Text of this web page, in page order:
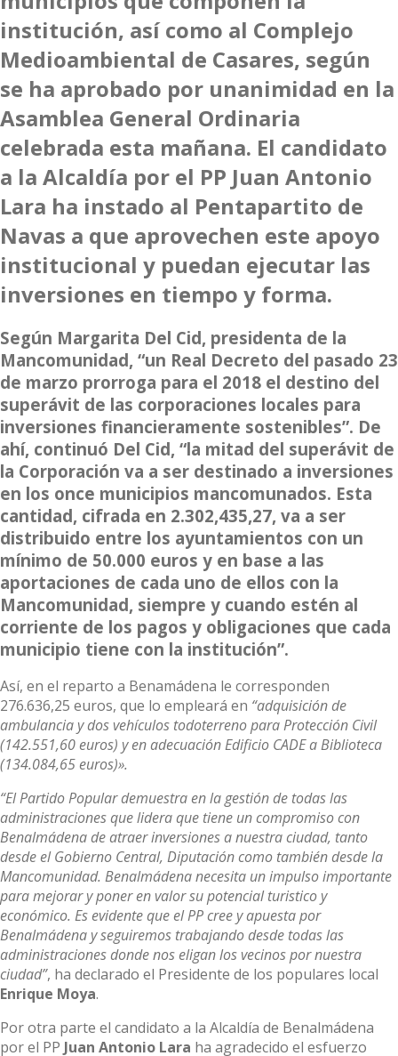
institución, así como al Complejo
Medioambiental de Casares, según
se ha aprobado por unanimidad en la
Asamblea General Ordinaria
celebrada esta mañana. El candidato
a la Alcaldía por el PP Juan Antonio
Lara ha instado al Pentapartito de
Navas a que aprovechen este apoyo
institucional y puedan ejecutar las
inversiones en tiempo y forma.
Según Margarita Del Cid, presidenta de la
Mancomunidad, “un Real Decreto del pasado 23
de marzo prorroga para el 2018 el destino del
superávit de las corporaciones locales para
inversiones financieramente sostenibles”. De
ahí, continuó Del Cid, “la mitad del superávit de
la Corporación va a ser destinado a inversiones
en los once municipios mancomunados. Esta
cantidad, cifrada en 2.302,435,27, va a ser
distribuido entre los ayuntamientos con un
mínimo de 50.000 euros y en base a las
aportaciones de cada uno de ellos con la
Mancomunidad, siempre y cuando estén al
corriente de los pagos y obligaciones que cada
municipio tiene con la institución”.
Así, en el reparto a Benamádena le corresponden
276.636,25 euros, que lo empleará en “adquisición de
ambulancia y dos vehículos todoterreno para Protección Civil
(142.551,60 euros) y en adecuación Edificio CADE a Biblioteca
(134.084,65 euros)».
“El Partido Popular demuestra en la gestión de todas las
administraciones que lidera que tiene un compromiso con
Benalmádena de atraer inversiones a nuestra ciudad, tanto
desde el Gobierno Central, Diputación como también desde la
Mancomunidad. Benalmádena necesita un impulso importante
para mejorar y poner en valor su potencial turistico y
económico. Es evidente que el PP cree y apuesta por
Benalmádena y seguiremos trabajando desde todas las
administraciones donde nos eligan los vecinos por nuestra
ciudad”, ha declarado el Presidente de los populares local
Enrique Moya.
Por otra parte el candidato a la Alcaldía de Benalmádena
por el PP Juan Antonio Lara ha agradecido el esfuerzo